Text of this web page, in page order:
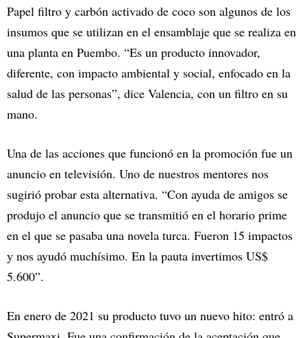
Papel filtro y carbón activado de coco son algunos de los
insumos que se utilizan en el ensamblaje que se realiza en
una planta en Puembo. “Es un producto innovador,
diferente, con impacto ambiental y social, enfocado en la
salud de las personas”, dice Valencia, con un filtro en su
mano.
Una de las acciones que funcionó en la promoción fue un
anuncio en televisión. Uno de nuestros mentores nos
sugirió probar esta alternativa. “Con ayuda de amigos se
produjo el anuncio que se transmitió en el horario prime
en el que se pasaba una novela turca. Fueron 15 impactos
y nos ayudó muchísimo. En la pauta invertimos US$
5.600”.
En enero de 2021 su producto tuvo un nuevo hito: entró a